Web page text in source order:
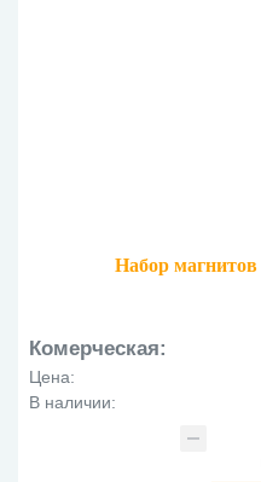
Набор
Комерческая:
Цена:
В наличии: